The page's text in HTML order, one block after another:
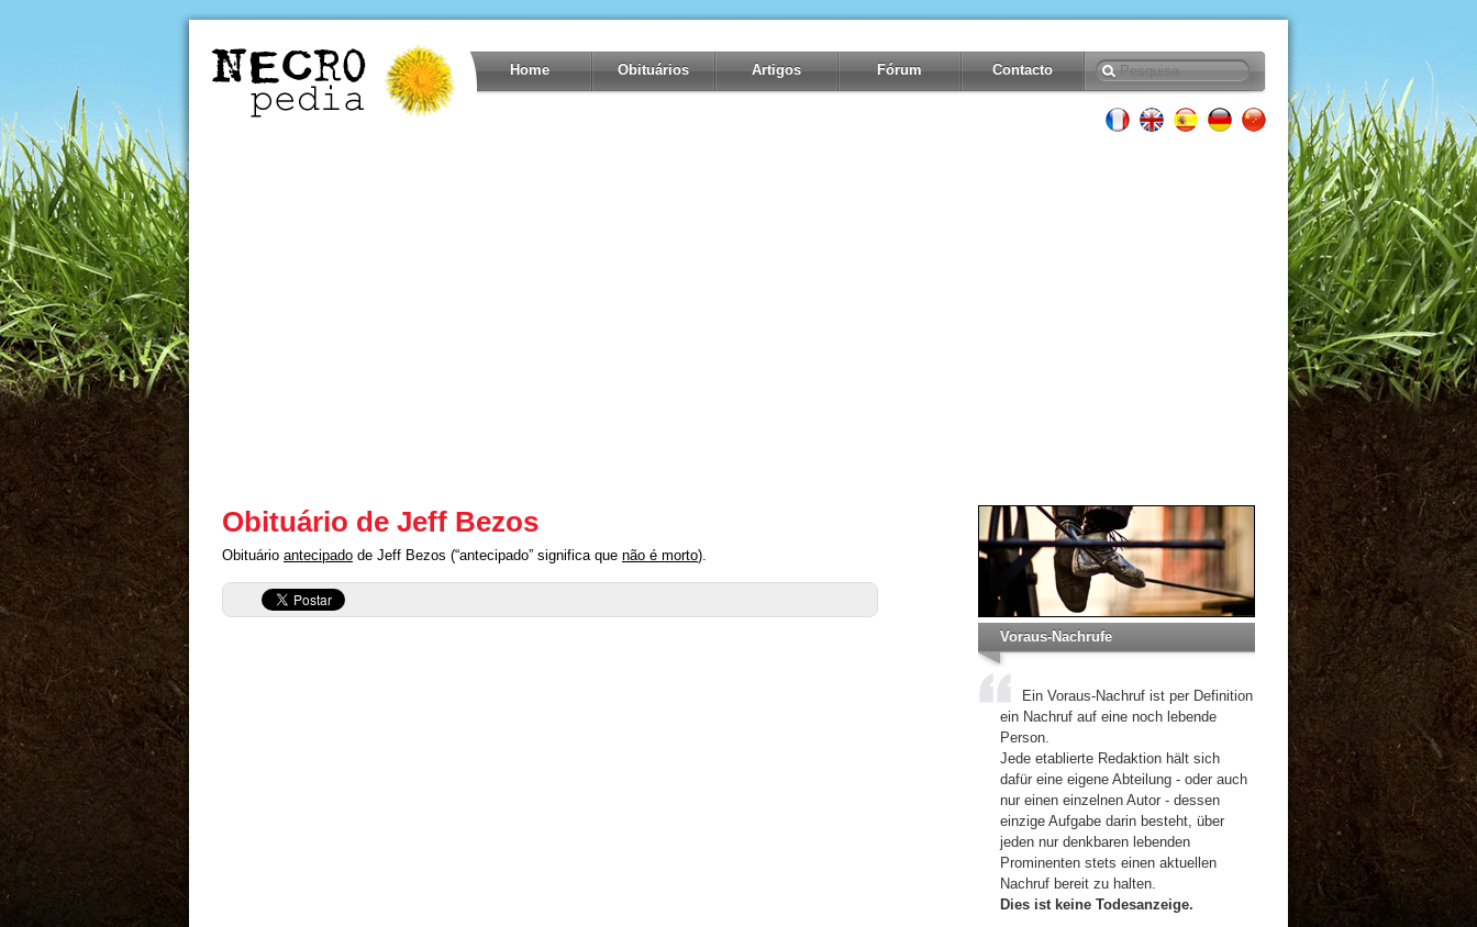
Home Obituários Artigos Fórum Contacto
Obituário de Jeff Bezos
Obituário antecipado de Jeff Bezos (“antecipado” significa que não é morto).
Voraus-Nachrufe
Ein Voraus-Nachruf ist per Definition
ein Nachruf auf eine noch lebende
Person.
Jede etablierte Redaktion hält sich
dafür eine eigene Abteilung - oder auch
nur einen einzelnen Autor - dessen
einzige Aufgabe darin besteht, über
jeden nur denkbaren lebenden
Prominenten stets einen aktuellen
Nachruf bereit zu halten.
Dies ist keine Todesanzeige.